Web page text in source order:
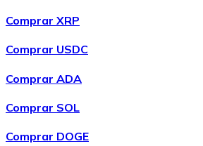
ComprarUniswap
Comprar XRP
Comprar USDC
Comprar ADA
Comprar SOL
Comprar DOGE